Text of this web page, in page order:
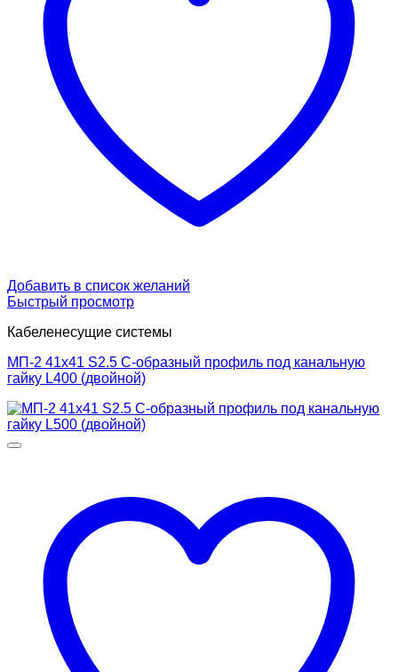
Добавить в список желаний
Быстрый просмотр
Кабеленесущие системы
МП-2 41х41 S2.5 С-образный профиль под канальную
гайку L400 (двойной)